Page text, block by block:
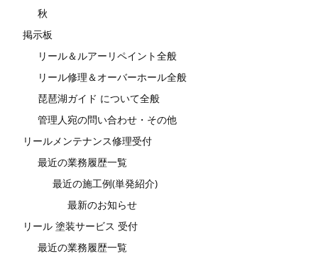
秋
掲示板
リール＆ルアーリペイント全般
リール修理＆オーバーホール全般
琵琶湖ガイド について全般
管理人宛の問い合わせ・その他
リールメンテナンス修理受付
最近の業務履歴一覧
最近の施工例(単発紹介)
最新のお知らせ
リール 塗装サービス 受付
最近の業務履歴一覧